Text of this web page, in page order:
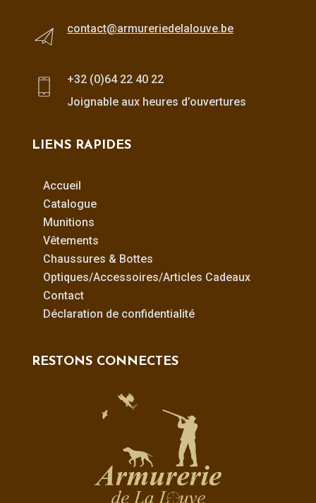
contact@armureriedelalouve.be
+32 (0)64 22 40 22
Joignable aux heures d’ouvertures
LIENS RAPIDES
Accueil
Catalogue
Munitions
Vêtements
Chaussures & Bottes
Optiques/Accessoires/Articles Cadeaux
Contact
Déclaration de confidentialité
RESTONS CONNECTES